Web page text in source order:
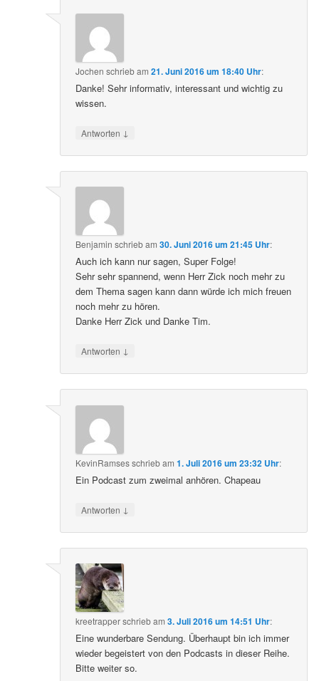
Jochen schriebam21. Juni 2016 um 18:40 Uhr:
Danke! Sehr informativ, interessant und wichtig zu
wissen.
Antworten ↓
Benjamin schriebam30. Juni 2016 um 21:45 Uhr:
Auch ich kann nur sagen, Super Folge!
Sehr sehr spannend, wenn Herr Zick noch mehr zu
dem Thema sagen kann dann würde ich mich freuen
noch mehr zu hören.
Danke Herr Zick und Danke Tim.
Antworten ↓
KevinRamsesschriebam1. Juli 2016 um 23:32 Uhr:
Ein Podcast zum zweimal anhören. Chapeau
Antworten ↓
kreetrapperschriebam3. Juli 2016 um 14:51 Uhr:
Eine wunderbare Sendung. Überhaupt bin ich immer
wieder begeistert von den Podcasts in dieser Reihe.
Bitte weiter so.